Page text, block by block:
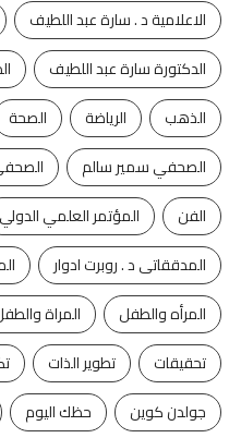
الاعلامية د . سارة عبد اللطيف
الدكتورة سارة عبد اللطيف
الذهب
الرياضة الصحة
الصحفي سمير سالم
الفن
المؤتمر العلمي الدولي
المدققاتى د . روبرت ادوار
المرأه والطفل
المراة
تحقيقات
تطوير الذات
جولدن كوين
حظك اليوم